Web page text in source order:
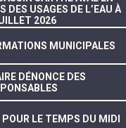
DES USAGES DE L’EAU À
2026
MUNICIPALES
DÉNONCE DES
LE TEMPS DU MIDI